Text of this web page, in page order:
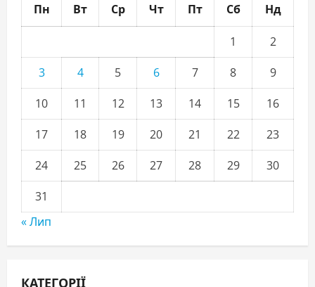
Пн Вт Ср Чт Пт Сб Нд
1
2
3
4 5 6 7 8
9
10
11 12 13 14 15
16
17
18 19 20 21 22
23
24
25 26 27 28 29
30
31
« Лип
КАТЕГОРІЇ